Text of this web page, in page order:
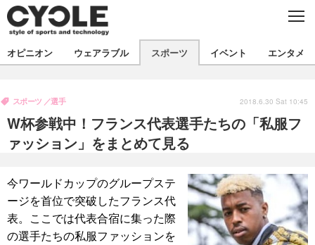
C
E
製品/用品
衣類
飲食
バックナンバー
コラム
インプレ
ボイス
デバイス
ビジネス
国内
スポーツ
選手
写真
動画
試乗会
スポーツ
ツアー
文化
芸能
出版／映画
ライフ
オピニオン ウェアラブル スポーツ イベント エンタメ
W杯参戦中！フランス代表選手たちの「私服フ
ァッション」をまとめて見る
スポーツ 選手 2018.6.30 Sat 10:45
今ワールドカップのグループステ
ージを首位で突破したフランス代
表。ここでは代表合宿に集った際
の選手たちの私服ファッションを